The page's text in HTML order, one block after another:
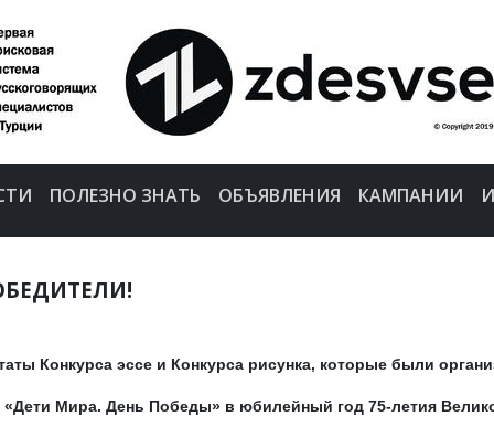
ПОЛЕЗНО ЗНАТЬ ОБЪЯВЛЕНИЯ КАМПАНИИ
Конкурса эссе и Конкурса рисунка, которые были
«Дети Мира. День Победы» в юбилейный год 75-летия